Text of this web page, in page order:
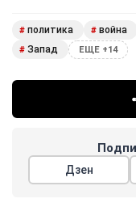
# политика # война
# Запад ЕЩЕ +14
Дзен